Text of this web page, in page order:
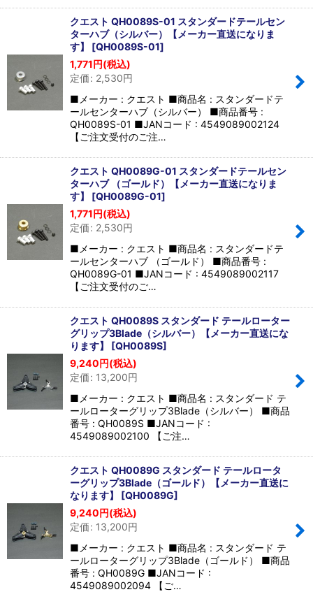
クエスト QH0089S-01 スタンダードテールセン
ターハブ（シルバー）【メーカー直送になりま
す】 [QH0089S-01]
1,771円(税込)
定価: 2,530円
■メーカー : クエスト ■商品名 : スタンダードテ
ールセンターハブ（シルバー） ■商品番号 :
QH0089S-01 ■JANコード : 4549089002124
【ご注文受付のご注…
クエスト QH0089G-01 スタンダードテールセン
ターハブ （ゴールド）【メーカー直送になりま
す】 [QH0089G-01]
1,771円(税込)
定価: 2,530円
■メーカー : クエスト ■商品名 : スタンダードテ
ールセンターハブ （ゴールド） ■商品番号 :
QH0089G-01 ■JANコード : 4549089002117
【ご注文受付のご…
クエスト QH0089S スタンダード テールローター
グリップ3Blade（シルバー）【メーカー直送にな
ります】 [QH0089S]
9,240円(税込)
定価: 13,200円
■メーカー : クエスト ■商品名 : スタンダード テ
ールローターグリップ3Blade（シルバー） ■商品
番号 : QH0089S ■JANコード :
4549089002100 【ご注…
クエスト QH0089G スタンダード テールロータ
ーグリップ3Blade（ゴールド）【メーカー直送に
なります】
[QH0089G]
9,240円(税込)
定価: 13,200円
■メーカー : クエスト ■商品名 : スタンダード テ
ールローターグリップ3Blade（ゴールド） ■商品
番号 : QH0089G ■JANコード :
4549089002094 【ご…